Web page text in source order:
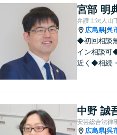
宮部 明
弁護士法人山
広島県|呉
◆初回相談
イン相談可
近く◆相続
など。話し
してご相談
の気持ちに
中野 誠
安芸総合法律
広島県|呉